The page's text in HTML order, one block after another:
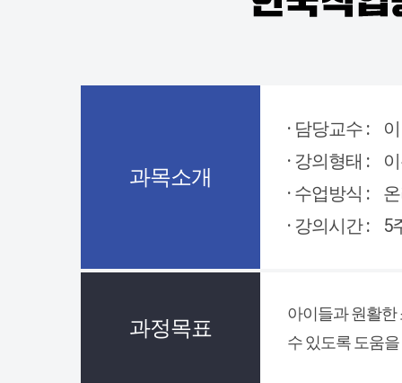
과목소개
· 담당교수 :
· 강의형태 :
· 수업방식 :
· 강의시간 :
5
과정목표
아이들과 원활한
수 있도록 도움